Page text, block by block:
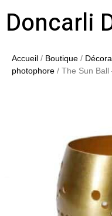
Doncarli
Accueil / Boutique /
photophore / The Sun Ball